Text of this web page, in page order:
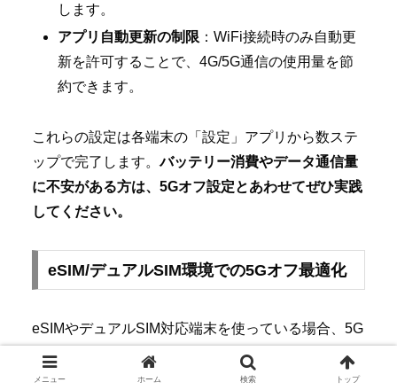
します。
アプリ自動更新の制限 ：WiFi接続時のみ自動更
新を許可することで、4G/5G通信の使用量を節
約できます。
これらの設定は各端末の「設定」アプリから数ステ
ップで完了します。バッテリー消費やデータ通信量
に不安がある方は、5Gオフ設定とあわせてぜひ実践
してください。
eSIM/デュアルSIM環境での5Gオフ最適化
eSIMやデュアルSIM対応端末を使っている場合、5G
のオフ設定はSIMごとに個別で行う必要がありま
す。楽天モバイルやドコモなど異なるキャリアを使
メニュー ホーム 検索 トップ